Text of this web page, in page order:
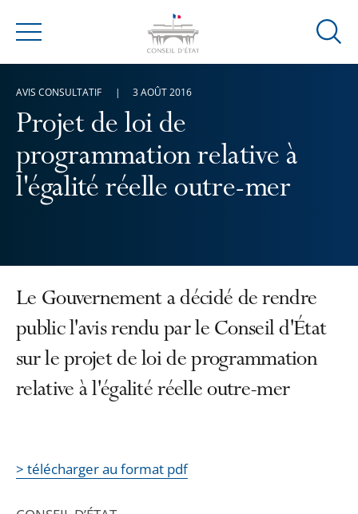
Menu
Ouvrir
Projet de loi de
programmation relative à
l'égalité réelle outre-mer
AVIS CONSULTATIF 3 AOÛT 2016
Le Gouvernement a décidé de rendre
public l'avis rendu par le Conseil d'État
sur le projet de loi de programmation
relative à l'égalité réelle outre-mer
> télécharger au format pdf